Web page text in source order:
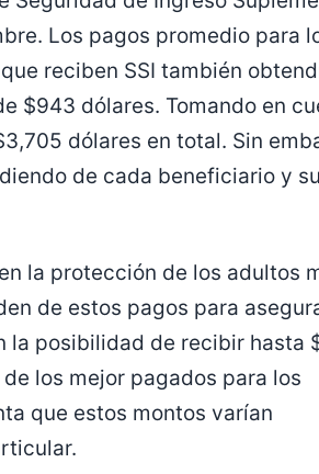
Los pagos promedio para
reciben SSI también
$943 dólares. Tomando en
dólares en total. Sin
de cada beneficiario y su
la protección de los adultos
de estos pagos para
la posibilidad de recibir hasta
los mejor pagados para los
que estos montos varían